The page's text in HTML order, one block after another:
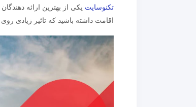
تکنوسایت یکی از بهترین ارائه دهندگان
اقامت داشته باشید که تاثیر